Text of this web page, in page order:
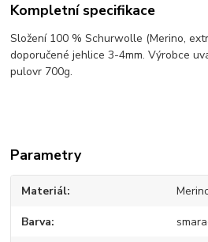
Kompletní specifikace
Složení 100 % Schurwolle (Merino,
doporučené jehlice 3-4mm. Výrobce
pulovr 700g.
Parametry
Materiál
Barva